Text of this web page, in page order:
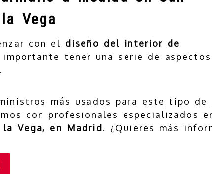
Vega
con el diseño del interior de
importante tener una serie de
más usados para este tipo de
con profesionales especializados
Vega, en Madrid. ¿Quieres más